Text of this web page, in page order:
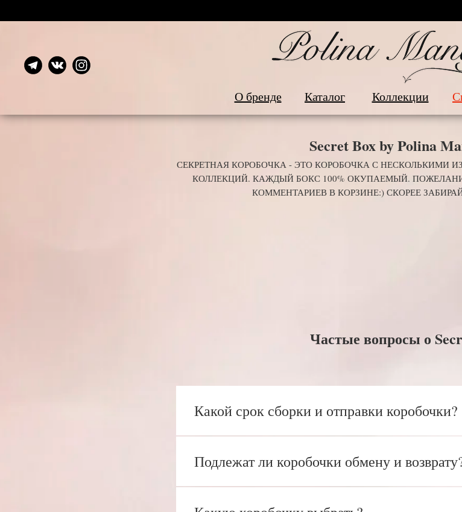
О бренде Каталог Коллекции
Secret Box by Polina
СЕКРЕТНАЯ КОРОБОЧКА - ЭТО КОРОБОЧКА С НЕСКОЛЬКИМИ
КОЛЛЕКЦИЙ. КАЖДЫЙ БОКС 100% ОКУПАЕМЫЙ.
КОММЕНТАРИЕВ В КОРЗИНЕ:) СКОРЕЕ ЗАБИРАЙ
Частые вопросы о
Какой срок сборки и отправки коробочки?
Подлежат ли коробочки обмену и